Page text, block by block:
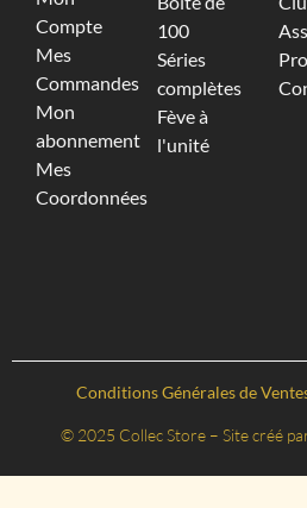
Compte
Mes
Commandes
Mon
abonnement
Mes
Coordonnées
100
Séries
complètes
Fève à
l'unité
Conditions Générales de
© 2025 Collec Store – Site créé